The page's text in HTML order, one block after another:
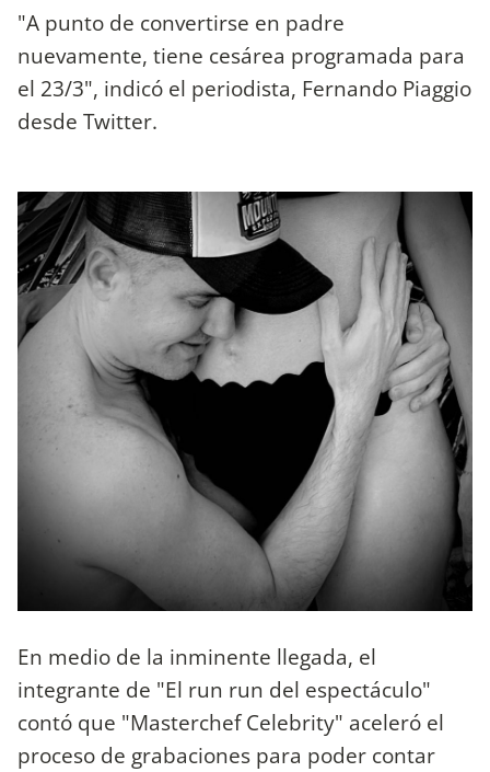
"A punto de convertirse en padre
nuevamente, tiene cesárea programada para
el 23/3", indicó el periodista, Fernando Piaggio
desde Twitter.
En medio de la inminente llegada, el
integrante de "El run run del espectáculo"
contó que "Masterchef Celebrity" aceleró el
proceso de grabaciones para poder contar